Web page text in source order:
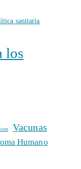
sanitaria
los
Vacunas
Humano